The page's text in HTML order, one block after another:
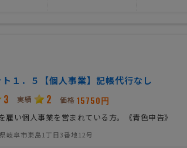
ト１．５【個人事業】記帳代行なし
3 実績 2 価格 15750円
雇い個人事業を営まれている方。《青色申告》
岐阜市東島1丁目3番地12号